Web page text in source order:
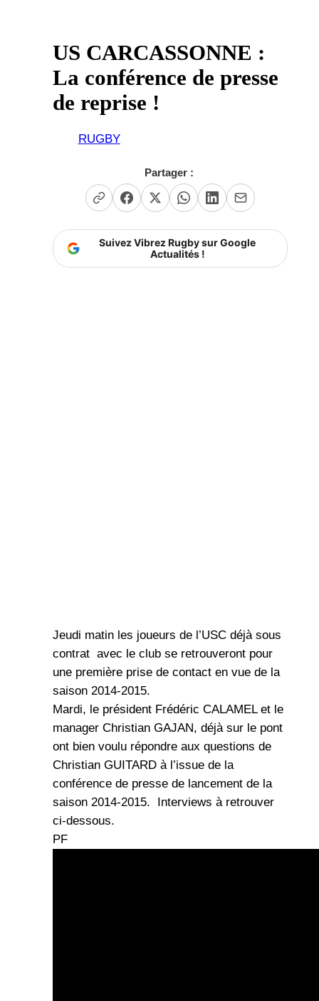
US CARCASSONNE :
La conférence de presse
de reprise !
RUGBY
Partager :
Suivez Vibrez Rugby sur Google
Actualités !
Jeudi matin les joueurs de l’USC déjà sous
contrat avec le club se retrouveront pour
une première prise de contact en vue de la
saison 2014-2015.
Mardi, le président Frédéric CALAMEL et le
manager Christian GAJAN, déjà sur le pont
ont bien voulu répondre aux questions de
Christian GUITARD à l’issue de la
conférence de presse de lancement de la
saison 2014-2015. Interviews à retrouver
ci-dessous.
PF